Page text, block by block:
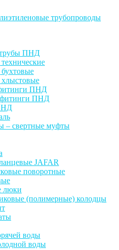
ПНД
ПНД
фитинги ПНД
– свертные муфты
JAFAR
поворотные
люки
(полимерные) колодцы
воды
воды